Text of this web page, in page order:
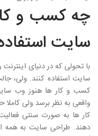
چه کسب و
سایت
با تحولی که در دنیای
کسب و کار ها هنوز وب
واقعی به نظر برسد ولی
کار ها به صورت سنتی
دهند. طراحی سایت به همه